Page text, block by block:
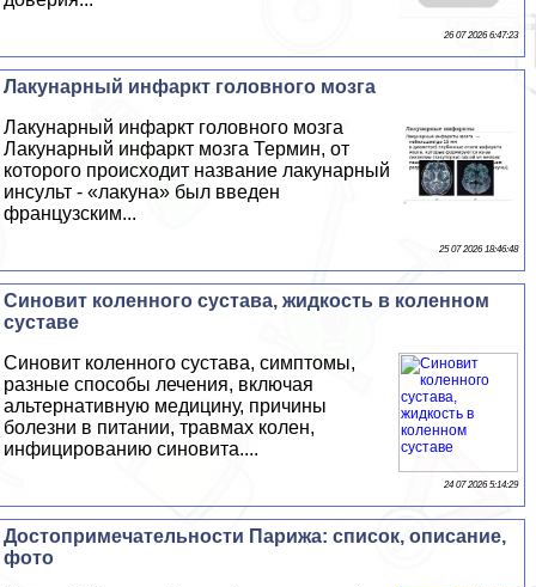
26 07 2026 6:47:23
Лакунарный инфаркт головного мозга
Лакунарный инфаркт головного мозга
Лакунарный инфаркт мозга Термин, от
которого происходит название лакунарный
инсульт - «лакуна» был введен
французским...
25 07 2026 18:46:48
Синовит коленного сустава, жидкость в коленном
суставе
Синовит коленного сустава, симптомы,
разные способы лечения, включая
альтернативную медицину, причины
болезни в питании, травмах колен,
инфицированию синовита....
24 07 2026 5:14:29
Достопримечательности Парижа: список, описание,
фото